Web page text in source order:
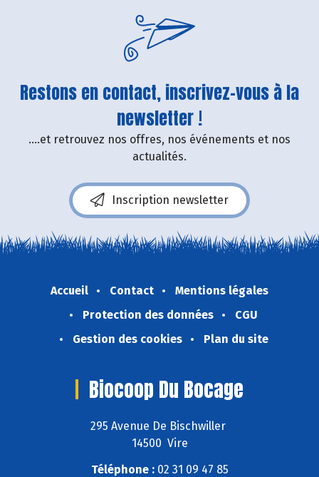
Restons en contact, inscrivez-vous à la
newsletter !
....et retrouvez nos offres, nos événements et nos
actualités.
Inscription newsletter
Accueil Contact
Mentions légales
Protection des données
CGU
Gestion des cookies
Plan du site
Biocoop Du Bocage
295 Avenue De Bischwiller
14500 Vire
Téléphone :02 31 09 47 85